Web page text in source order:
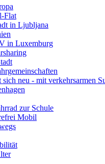
Flat
in Ljubljana
in Luxemburg
neu - mit verkehrsarmen
zur Schule
Mobil